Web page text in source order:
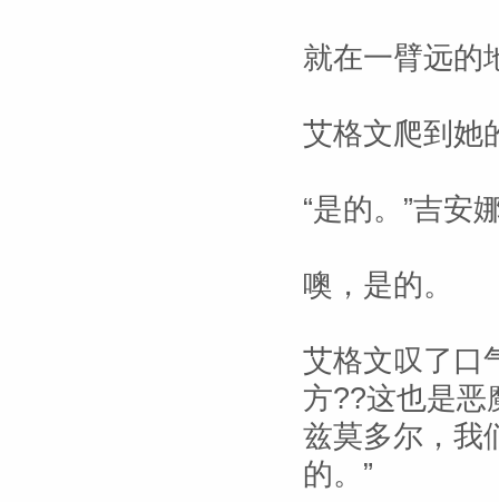
就在一臂远的
艾格文爬到她
“是的。”吉安
噢，是的。
艾格文叹了口
方??这也是恶
兹莫多尔，我
的。”